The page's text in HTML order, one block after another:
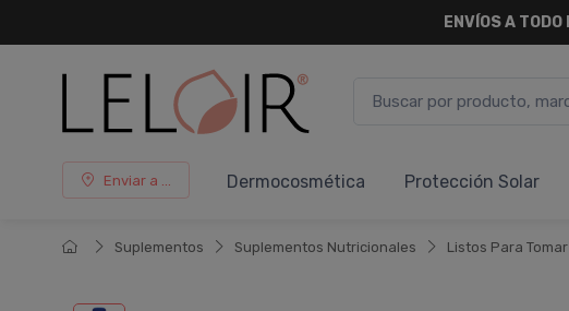
Enviar a ... Dermocosmética Protección Solar
Suplementos Suplementos Nutricionales Listos Para Tomar